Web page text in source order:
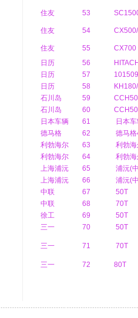
住友 53
住友 54
住友 55
CX700
日历
56
日历
57
日历
58
石川岛
59
石川岛
60
日本车辆
61
日本
德马格
62
德马
利勃海尔
63
利勃
利勃海尔
64
利勃
上海浦沅
65
浦沅(
上海浦沅
66
浦沅(
中联
67
50T
中联
68
70T
徐工
69
50T
三一
70 50T
三一
三一
71
72
70T
80T